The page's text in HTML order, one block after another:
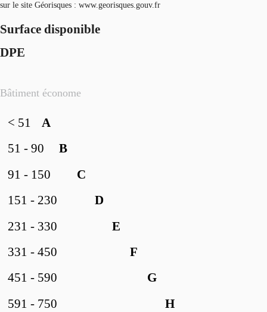
sur le site Géorisques : www.georisques.gouv.fr
Surface disponible
DPE
Bâtiment économe
A
< 51
B
51 - 90
C
91 - 150
D
151 - 230
E
231 - 330
F
331 - 450
G
451 - 590
H
591 - 750